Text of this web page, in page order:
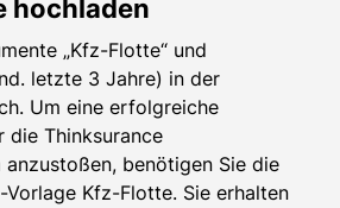
hochladen
„Kfz-Flotte“ und
letzte 3 Jahre) in der
Um eine erfolgreiche
die Thinksurance
benötigen Sie die
Vorlage Kfz-Flotte. Sie erhalten